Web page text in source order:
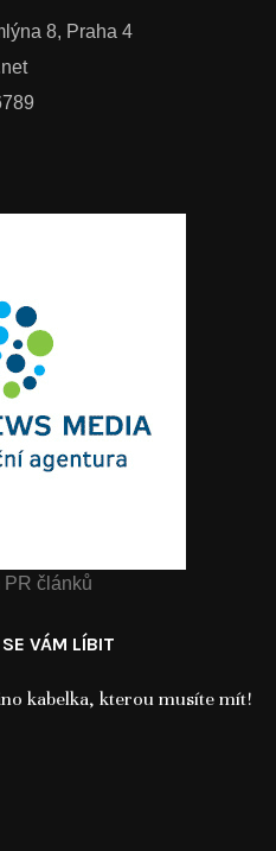
8, Praha 4
PR článků
VÁM LÍBIT
kabelka, kterou musíte mít!